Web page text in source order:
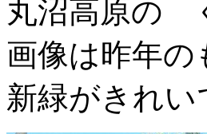
丸沼高原の
画像は昨年
新緑がきれ